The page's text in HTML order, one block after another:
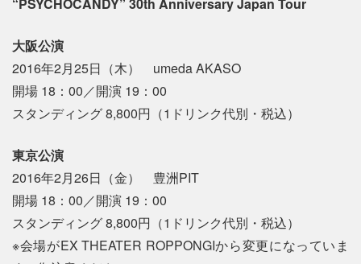
大阪公演
2016年2月25日（木） umeda AKASO
開場 18：00／開演 19：00
スタンディング 8,800円（1ドリンク代別・税込）
東京公演
2016年2月26日（金） 豊洲PIT
開場 18：00／開演 19：00
スタンディング 8,800円（1ドリンク代別・税込）
※会場がEX THEATER ROPPONGIから変更になっていま